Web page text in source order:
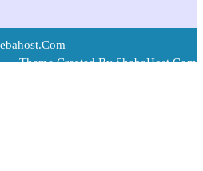
Theme Created By ShebaHost.Com